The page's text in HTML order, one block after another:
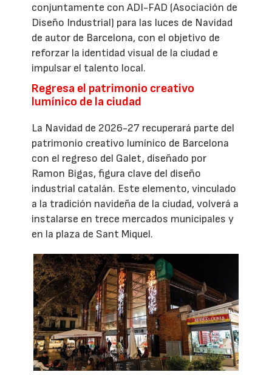
conjuntamente con ADI-FAD (Asociación de
Diseño Industrial) para las luces de Navidad
de autor de Barcelona, con el objetivo de
reforzar la identidad visual de la ciudad e
impulsar el talento local.
Regresa el patrimonio creativo
lumínico de la ciudad
La Navidad de 2026-27 recuperará parte del
patrimonio creativo lumínico de Barcelona
con el regreso del Galet, diseñado por
Ramon Bigas, figura clave del diseño
industrial catalán. Este elemento, vinculado
a la tradición navideña de la ciudad, volverá a
instalarse en trece mercados municipales y
en la plaza de Sant Miquel.